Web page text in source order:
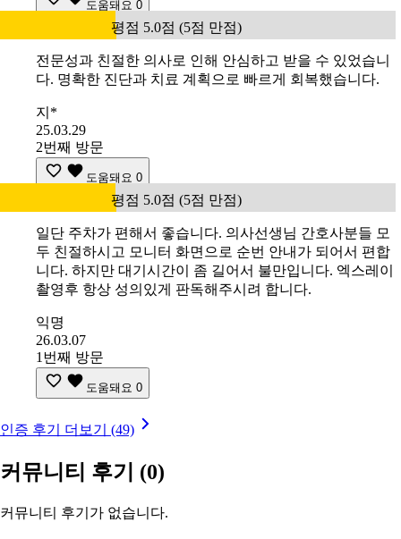
도움돼요 0
평점 5.0점 (5점 만점)
전문성과 친절한 의사로 인해 안심하고 받을 수 있었습니
다. 명확한 진단과 치료 계획으로 빠르게 회복했습니다.
지*
25.03.29
2번째 방문
도움돼요 0
평점 5.0점 (5점 만점)
일단 주차가 편해서 좋습니다. 의사선생님 간호사분들 모
두 친절하시고 모니터 화면으로 순번 안내가 되어서 편합
니다. 하지만 대기시간이 좀 길어서 불만입니다. 엑스레이
촬영후 항상 성의있게 판독해주시려 합니다.
익명
26.03.07
1번째 방문
도움돼요 0
인증 후기 더보기 (49)
커뮤니티 후기 (0)
커뮤니티 후기가 없습니다.